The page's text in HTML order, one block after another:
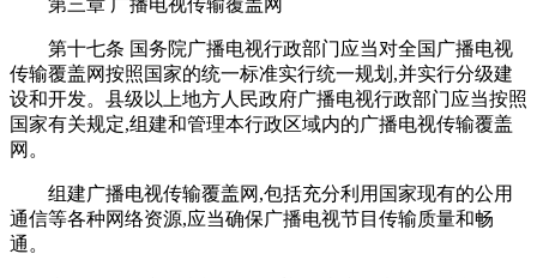
第十七条 国务院广播电视行政部门应当对全国广播电视
传输覆盖网按照国家的统一标准实行统一规划,并实行分级建
设和开发。县级以上地方人民政府广播电视行政部门应当按照
国家有关规定,组建和管理本行政区域内的广播电视传输覆盖
网。
组建广播电视传输覆盖网,包括充分利用国家现有的公用
通信等各种网络资源,应当确保广播电视节目传输质量和畅
通。